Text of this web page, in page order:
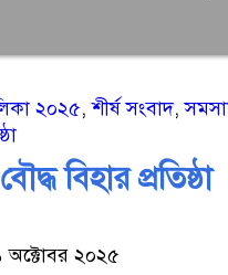
২০২৫,শীর্ষ সংবাদ,
বিহার প্রতিষ্ঠা
অক্টোবর ২০২৫